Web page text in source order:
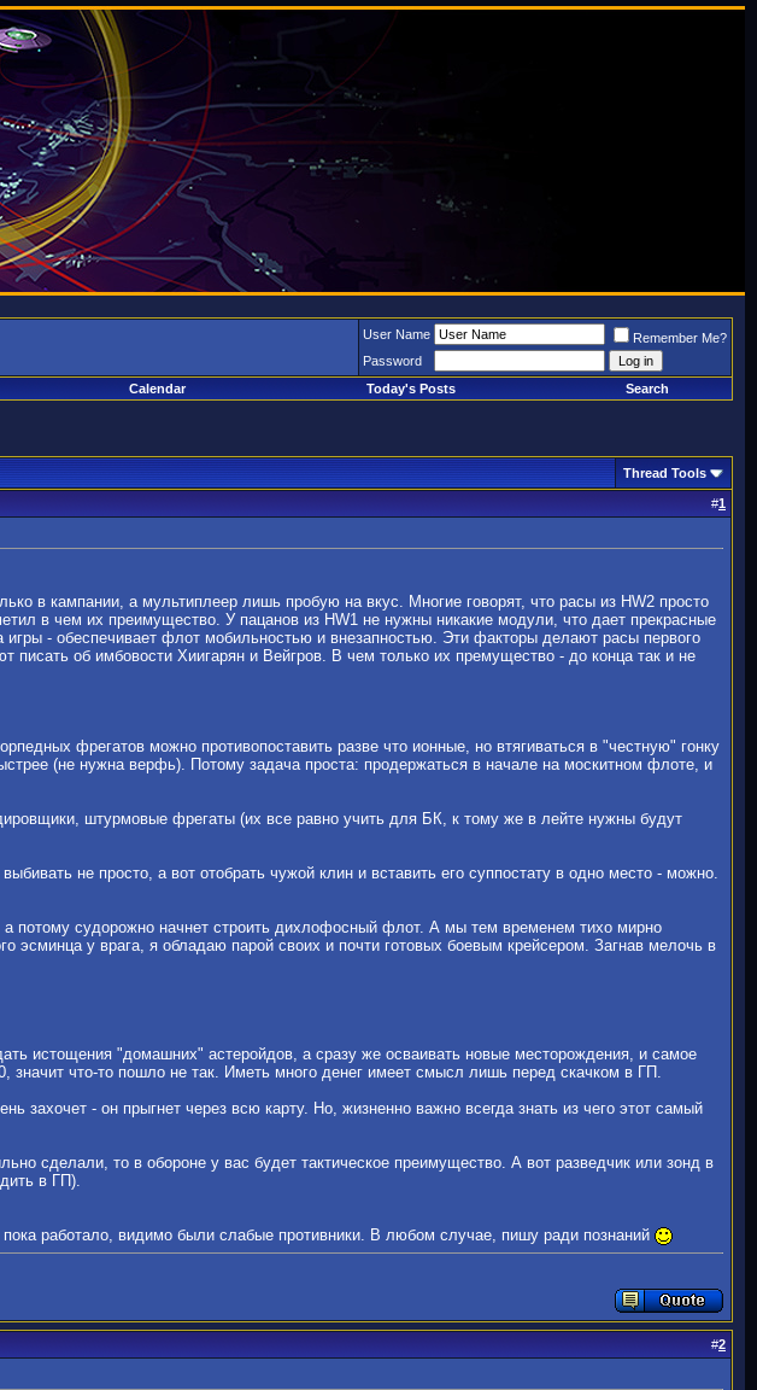
User Name
Remember Me?
Password
Calendar Today's Posts Search
Thread Tools
#1
в кампании, а мультиплеер лишь пробую на вкус. Многие говорят, что расы из HW2 просто
в чем их преимущество. У пацанов из HW1 не нужны никакие модули, что дает прекрасные
игры - обеспечивает флот мобильностью и внезапностью. Эти факторы делают расы первого
об имбовости Хиигарян и Вейгров. В чем только их премущество - до конца так и не
фрегатов можно противопоставить разве что ионные, но втягиваться в "честную" гонку
(не нужна верфь). Потому задача проста: продержаться в начале на москитном флоте, и
штурмовые фрегаты (их все равно учить для БК, к тому же в лейте нужны будут
не просто, а вот отобрать чужой клин и вставить его суппостату в одно место - можно.
потому судорожно начнет строить дихлофосный флот. А мы тем временем тихо мирно
эсминца у врага, я обладаю парой своих и почти готовых боевым крейсером. Загнав мелочь в
истощения "домашних" астеройдов, а сразу же осваивать новые месторождения, и самое
значит что-то пошло не так. Иметь много денег имеет смысл лишь перед скачком в ГП.
захочет - он прыгнет через всю карту. Но, жизненно важно всегда знать из чего этот самый
сделали, то в обороне у вас будет тактическое преимущество. А вот разведчик или зонд в
в ГП).
работало, видимо были слабые противники. В любом случае, пишу ради познаний
#2